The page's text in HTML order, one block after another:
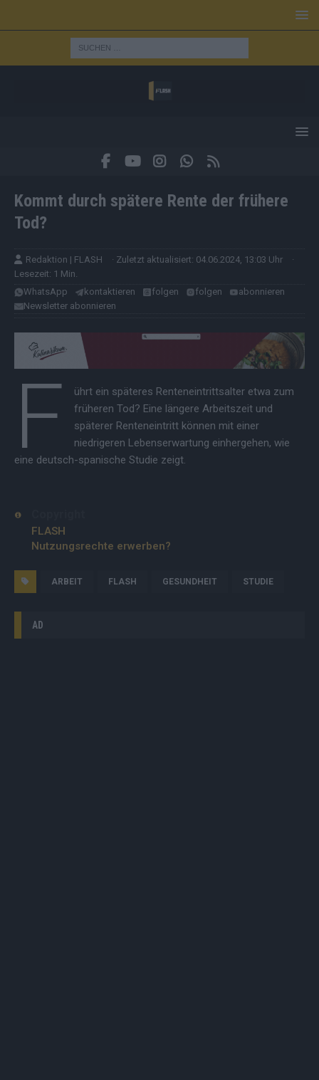
Kommt durch spätere Rente der frühere
Tod?
Redaktion | FLASH · Zuletzt aktualisiert: 04.06.2024, 13:03 Uhr
·
Lesezeit: 1 Min.
WhatsApp
kontaktieren folgen folgen
abonnieren
Newsletter abonnieren
F
ührt ein späteres Renteneintrittsalter etwa zum
früheren Tod? Eine längere Arbeitszeit und
späterer Renteneintritt können mit einer
niedrigeren Lebenserwartung einhergehen, wie
eine deutsch-spanische Studie zeigt.
FLASH
Nutzungsrechte erwerben?
ARBEIT FLASH GESUNDHEIT STUDIE
AD